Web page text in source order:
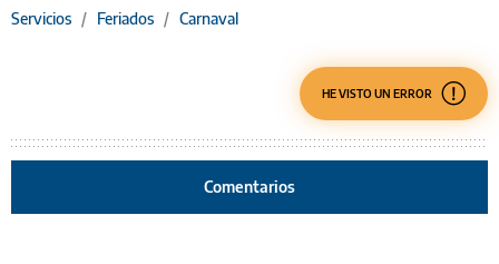
Servicios / Feriados / Carnaval
HE VISTO UN ERROR
Comentarios